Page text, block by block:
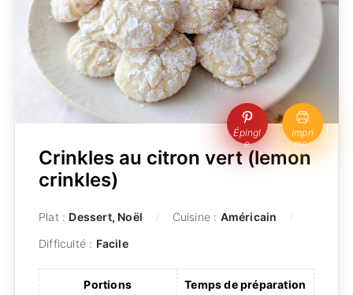
Épingl
e
Impri
mer
Crinkles au citron vert (lemon
crinkles)
Plat : Dessert, Noël Cuisine : Américain
Difficulté : Facile
Portions
Temps de préparation